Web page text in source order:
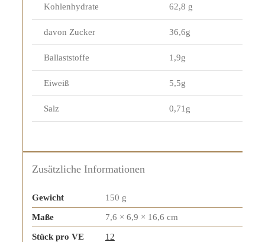
Kohlenhydrate 62,8 g
davon Zucker 36,6g
Ballaststoffe 1,9g
Eiweiß 5,5g
Salz 0,71g
Zusätzliche Informationen
Gewicht 150 g
Maße 7,6 × 6,9 × 16,6 cm
Stück pro VE 12